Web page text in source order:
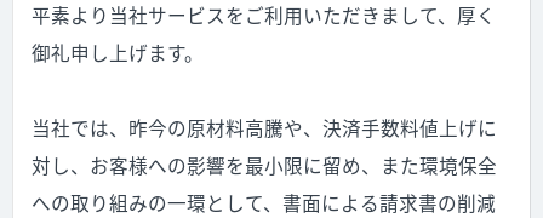
平素より当社サービスをご利用いただきまして、厚く
御礼申し上げます。
当社では、昨今の原材料高騰や、決済手数料値上げに
対し、お客様への影響を最小限に留め、また環境保全
への取り組みの一環として、書面による請求書の削減